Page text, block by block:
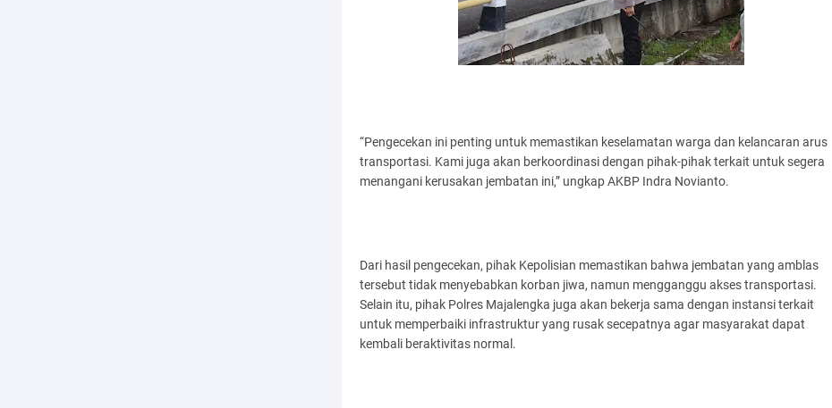
“Pengecekan ini penting untuk memastikan keselamatan warga dan kelancaran arus
transportasi. Kami juga akan berkoordinasi dengan pihak-pihak terkait untuk segera
menangani kerusakan jembatan ini,” ungkap AKBP Indra Novianto.
Dari hasil pengecekan, pihak Kepolisian memastikan bahwa jembatan yang amblas
tersebut tidak menyebabkan korban jiwa, namun mengganggu akses transportasi.
Selain itu, pihak Polres Majalengka juga akan bekerja sama dengan instansi terkait
untuk memperbaiki infrastruktur yang rusak secepatnya agar masyarakat dapat
kembali beraktivitas normal.